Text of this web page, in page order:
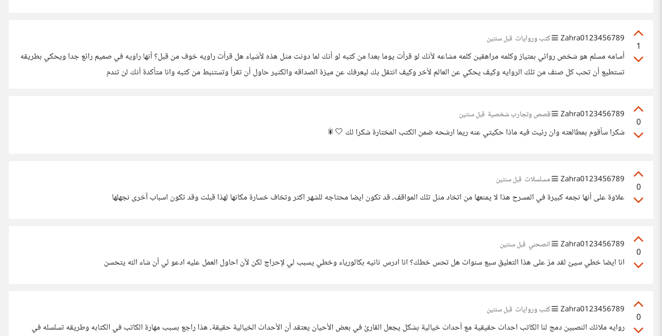
1
Zahra0123456789 كتب وروايات قبل سنتين
أسامه مسلم هو شخص روائي بمتياز وكلمه مراهقين كلمه مشاعه لأنك لو قرأت يوما بعدا من كتبه لو أنك لما دونت مثل هذه لأشياء هل قرأت راويه خوف من قبل؟ أنها راويه في صميم رائع جدا ويحكي بطريقه
تستطيع أن تحب كل صنف من تلك الروايه وكيف يحكي عن العالم لأخر وكيف انتقل بك ليعرفك عن ميزة الصداقه والكثير حاول أن تقرأ وتستنبط من كتبه وانا متأكدة أنك لن تندم
0
Zahra0123456789 قصص وتجارب شخصية قبل سنتين
شكرا سأقوم بمطالعته وان رئيت فيه ماذا حكيتي عنه ريما ارشحه ضمن الكتب المختارة شكرا لك 🤍🎇
0
Zahra0123456789 مسلسلات قبل سنتين
علاوة على أنها نجمه كبيرة في المسرح هذا لا يمنعها من اتخاد مثل تلك المواقف، قد تكون ايضا محتاجه للشهر اكتر وتخاف خسارة مكانها لهذا قبلت وقد تكون اسباب آخرى نجهلها
0
Zahra0123456789 انصحني قبل سنتين
انا ايضا خطي سيئ لقد مرّ على هذا التعليق سبع سنوات هل تحس خطك؟ انا ادرس ثانيه بكالورياء وخطي يسبب لي لإحراج لكن لآن احاول العمل عليه ادعو لي أن شاء الله يتحسن
0
Zahra0123456789 كتب وروايات قبل سنتين
روايه ملائك النصبين دمج لنا الكاتب احداث حقيقية مع أحداث خيالية بشكل يجعل القارئ في بعض الأحيان يعتقد أن الأحداث الخيالية حقيقة، هذا راجع بسبب مهارة الكاتب في الكتابه وطريقه تسلسله في